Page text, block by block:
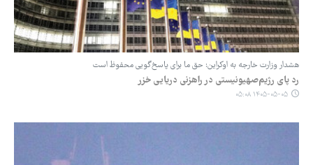
هشدار وزارت ‌خارجه به اوکراین: حق ما برای پاسخ‌گویی محفوظ است
رد پای رژیم‌صهیونیستی در راهزنی دریایی خزر
۱۴۰۵-۰۵-۰۵ ۰۵:۰۸